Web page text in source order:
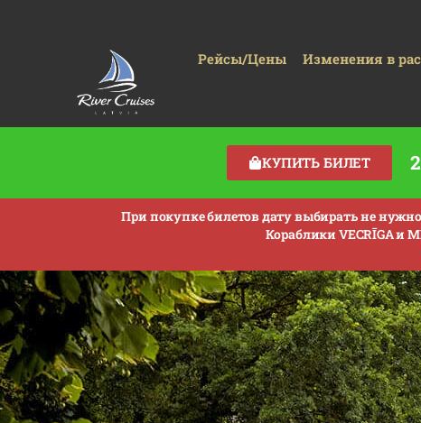
Рейсы/Цены Изменения в
КУПИТЬ БИЛЕТ
При покупке билетов дату выбирать не
Кораблики VECRĪGA и